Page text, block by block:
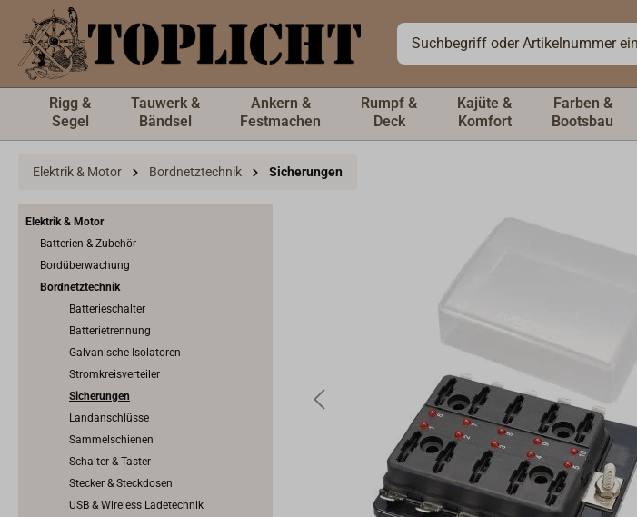
springen
Rigg &
Segel
Tauwerk &
Bändsel
Ankern &
Festmachen
Rumpf &
Deck
Kajüte &
Komfort
Farben &
Bootsbau
Elektrik & Motor Bordnetztechnik Sicherungen
Elektrik & Motor
Batterien & Zubehör
Bordüberwachung
Bordnetztechnik
Batterieschalter
Batterietrennung
Galvanische Isolatoren
Stromkreisverteiler
Sicherungen
Landanschlüsse
Sammelschienen
Schalter & Taster
Stecker & Steckdosen
USB & Wireless Ladetechnik